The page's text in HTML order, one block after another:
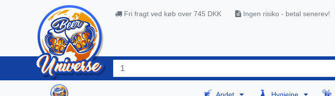
Fri fragt ved køb over 745 DKK Ingen risiko - betal senerev!
Andet Hygiejne